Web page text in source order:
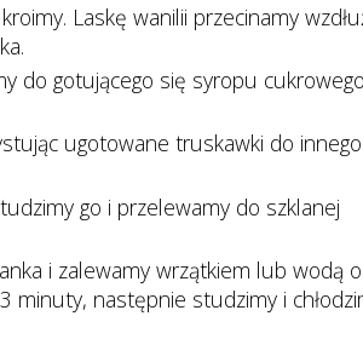
Laskę wanilii przecinamy
do gotującego się syropu
ugotowane truskawki do innego
go i przelewamy do szklanej
i zalewamy wrzątkiem lub wodą o
następnie studzimy i